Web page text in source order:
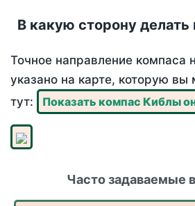
В какую сторону делать
Точное направление компаса
указано на карте, которую вы
тут:
Показать компас Киблы
Часто задаваемые